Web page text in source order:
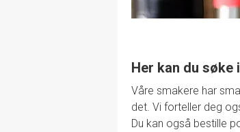
Her kan du
Våre smakere har
det. Vi forteller deg
Du kan også bestille